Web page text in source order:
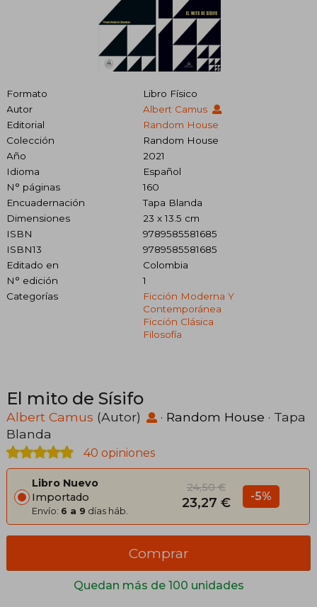
Formato
Libro Físico
Autor
Albert Camus
Editorial
Random House
Colección
Random House
Año
2021
Idioma
Español
N° páginas
160
Encuadernación
Tapa Blanda
Dimensiones
23 x 13.5 cm
ISBN
9789585581685
ISBN13
9789585581685
Editado en
Colombia
N° edición
1
Categorías
Ficción Moderna Y
Contemporánea
Ficción Clásica
Filosofía
El mito de Sísifo
Albert Camus (Autor) · Random House · Tapa
Blanda
40 opiniones
Libro Nuevo
Importado
Envío: 6 a 9 días háb.
24,50 €
23,27 € -5%
Quedan más de 100 unidades
Comprar